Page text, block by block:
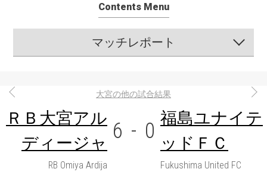
Contents Menu
マッチレポート
大宮の他の試合結果
ＲＢ大宮アル
ディージャ 6 - 0
福島ユナイテ
ッドＦＣ
RB Omiya Ardija
Fukushima United FC